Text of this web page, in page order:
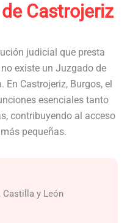
de Castrojeriz
judicial que presta
existe un Juzgado de
En Castrojeriz, Burgos, el
esenciales tanto
contribuyendo al acceso
pequeñas.
Castilla y León